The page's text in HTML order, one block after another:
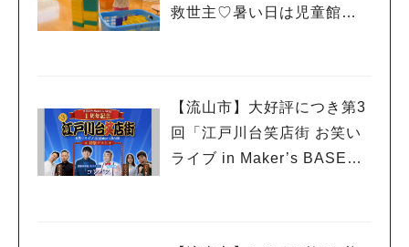
救世主♡暑い日は児童館へ！
【流山市】大好評につき第3
回「江戸川台笑店街 お笑い
ライブ in Maker’s BASE」